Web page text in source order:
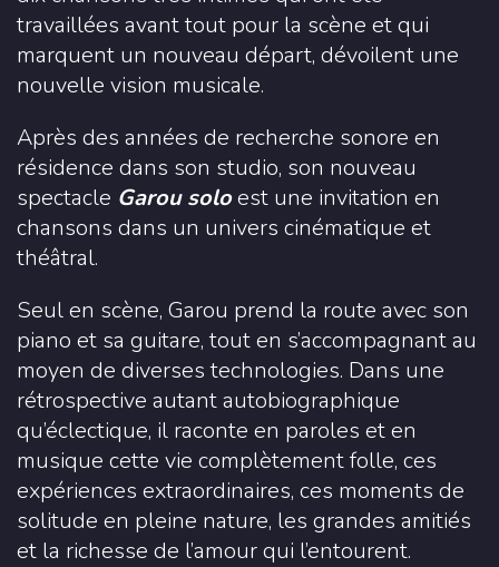
travaillées avant tout pour la scène et qui
marquent un nouveau départ, dévoilent une
nouvelle vision musicale.
Après des années de recherche sonore en
résidence dans son studio, son nouveau
spectacle Garou soloest une invitation en
chansons dans un univers cinématique et
théâtral.
Seul en scène, Garou prend la route avec son
piano et sa guitare, tout en s’accompagnant au
moyen de diverses technologies. Dans une
rétrospective autant autobiographique
qu’éclectique, il raconte en paroles et en
musique cette vie complètement folle, ces
expériences extraordinaires, ces moments de
solitude en pleine nature, les grandes amitiés
et la richesse de l’amour qui l’entourent.